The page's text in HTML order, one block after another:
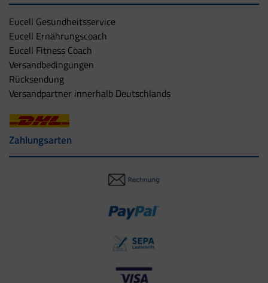
Eucell Gesundheitsservice
Eucell Ernährungscoach
Eucell Fitness Coach
Versandbedingungen
Rücksendung
Versandpartner innerhalb Deutschlands
Zahlungsarten